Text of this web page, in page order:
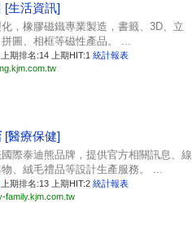
[生活資訊]
，橡膠磁鐵專業製造，書籤、3D、立
圖、相框等磁性產品。 ...
上期排名:14 上期HIT:1 統計報表
[醫療保健]
際泰迪熊品牌，提供官方相關訊息、線
、絨毛禮品等設計生產服務。 ...
上期排名:13 上期HIT:2 統計報表
family.kjm.com.tw